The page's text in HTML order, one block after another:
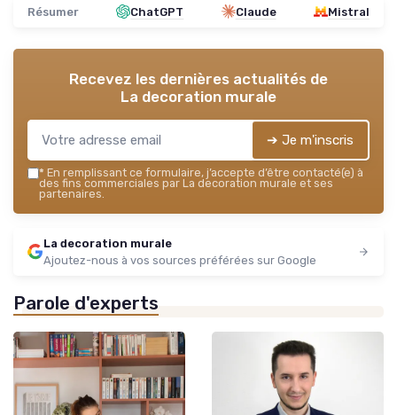
Résumer ChatGPT Claude Mistral
Recevez les dernières actualités de
La decoration murale
➔ Je m'inscris
* En remplissant ce formulaire, j’accepte d’être contacté(e) à
des fins commerciales par La decoration murale et ses
partenaires.
La decoration murale
Ajoutez-nous à vos sources préférées sur Google
Parole d'experts